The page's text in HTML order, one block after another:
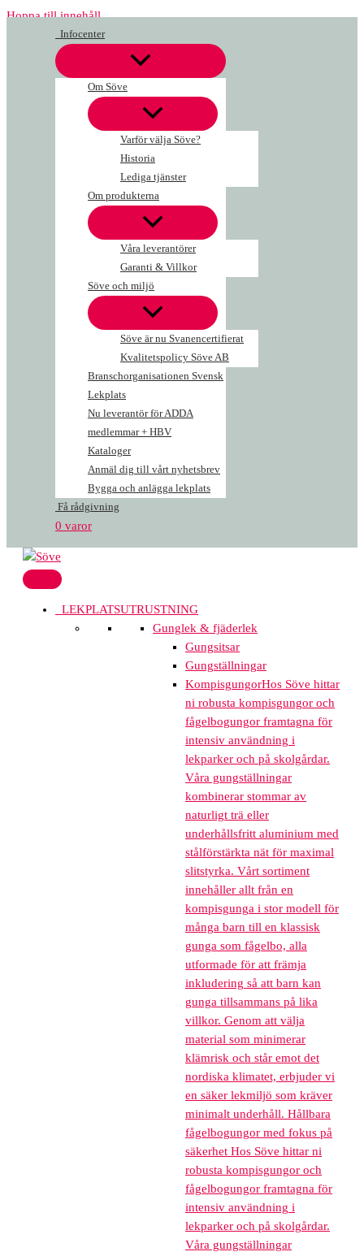
Hoppa till innehåll
Infocenter
Om Söve
Varför välja Söve?
Historia
Lediga tjänster
Om produkterna
Våra leverantörer
Garanti & Villkor
Söve och miljö
Söve är nu Svanencertifierat
Kvalitetspolicy Söve AB
Branschorganisationen Svensk
Lekplats
Nu leverantör för ADDA
medlemmar + HBV
Kataloger
Anmäl dig till vårt nyhetsbrev
Bygga och anlägga lekplats
Få rådgivning
0 varor
LEKPLATSUTRUSTNING
Gunglek & fjäderlek
Gungsitsar
Gungställningar
KompisgungorHos Söve hittar
ni robusta kompisgungor och
fågelbogungor framtagna för
intensiv användning i
lekparker och på skolgårdar.
Våra gungställningar
kombinerar stommar av
naturligt trä eller
underhållsfritt aluminium med
stålförstärkta nät för maximal
slitstyrka. Vårt sortiment
innehåller allt från en
kompisgunga i stor modell för
många barn till en klassisk
gunga som fågelbo, alla
utformade för att främja
inkludering så att barn kan
gunga tillsammans på lika
villkor. Genom att välja
material som minimerar
klämrisk och står emot det
nordiska klimatet, erbjuder vi
en säker lekmiljö som kräver
minimalt underhåll. Hållbara
fågelbogungor med fokus på
säkerhet Hos Söve hittar ni
robusta kompisgungor och
fågelbogungor framtagna för
intensiv användning i
lekparker och på skolgårdar.
Våra gungställningar